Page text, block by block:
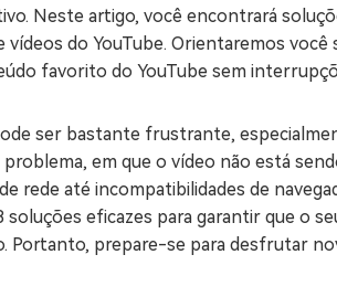
11 Upgrade Checker
de Atualização do Windows 11 Grátis
Neste artigo, você encontrará
do YouTube. Orientaremos você
favorito do YouTube sem
ser bastante frustrante,
em que o vídeo não está
rede até incompatibilidades de
eficazes para garantir que o
Portanto, prepare-se para desfrutar